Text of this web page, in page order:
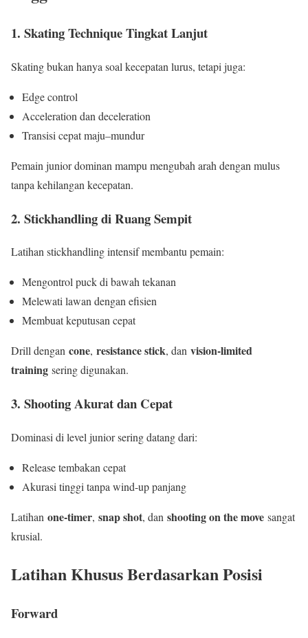
1. Skating Technique Tingkat Lanjut
Skating bukan hanya soal kecepatan lurus, tetapi juga:
Edge control
Acceleration dan deceleration
Transisi cepat maju–mundur
Pemain junior dominan mampu mengubah arah dengan mulus
tanpa kehilangan kecepatan.
2. Stickhandling di Ruang Sempit
Latihan stickhandling intensif membantu pemain:
Mengontrol puck di bawah tekanan
Melewati lawan dengan efisien
Membuat keputusan cepat
Drill dengan cone, resistance stick, dan vision-limited
training sering digunakan.
3. Shooting Akurat dan Cepat
Dominasi di level junior sering datang dari:
Release tembakan cepat
Akurasi tinggi tanpa wind-up panjang
Latihan one-timer, snap shot, dan shooting on the move sangat
krusial.
Latihan Khusus Berdasarkan Posisi
Forward